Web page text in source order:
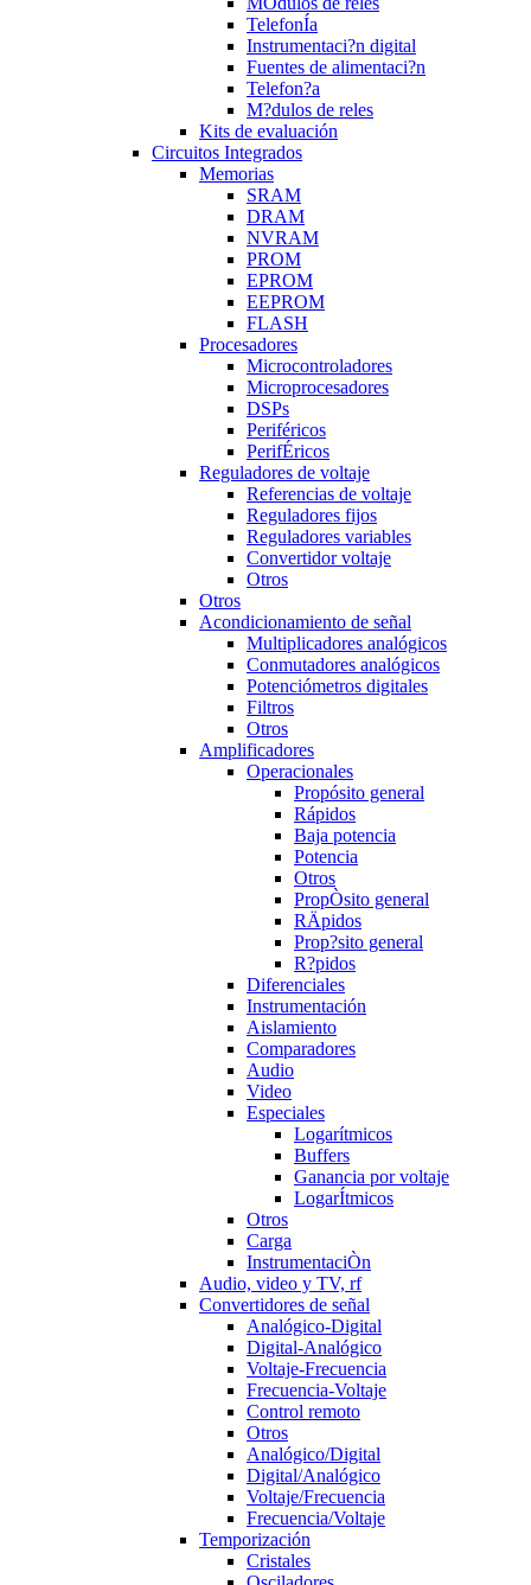
TelefonÍa
Instrumentaci?n digital
Fuentes de alimentaci?n
Telefon?a
M?dulos de reles
Kits de evaluación
Circuitos Integrados
Memorias
SRAM
DRAM
NVRAM
PROM
EPROM
EEPROM
FLASH
Procesadores
Microcontroladores
Microprocesadores
DSPs
Periféricos
PerifÉricos
Reguladores de voltaje
Referencias de voltaje
Reguladores fijos
Reguladores variables
Convertidor voltaje
Otros
Otros
Acondicionamiento de señal
Multiplicadores analógicos
Conmutadores analógicos
Potenciómetros digitales
Filtros
Otros
Amplificadores
Operacionales
Propósito general
Rápidos
Baja potencia
Potencia
Otros
PropÒsito general
RÄpidos
Prop?sito general
R?pidos
Diferenciales
Instrumentación
Aislamiento
Comparadores
Audio
Video
Especiales
Logarítmicos
Buffers
Ganancia por voltaje
LogarÍtmicos
Otros
Carga
InstrumentaciÒn
Audio, video y TV, rf
Convertidores de señal
Analógico-Digital
Digital-Analógico
Voltaje-Frecuencia
Frecuencia-Voltaje
Control remoto
Otros
Analógico/Digital
Digital/Analógico
Voltaje/Frecuencia
Frecuencia/Voltaje
Temporización
Cristales